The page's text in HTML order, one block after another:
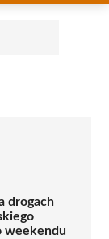
drogach
weekendu